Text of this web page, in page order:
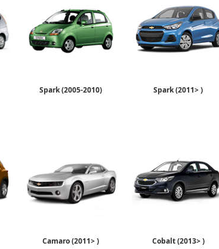
Spark (2005-2010) Spark (2011> )
Camaro (2011> ) Cobalt (2013> )